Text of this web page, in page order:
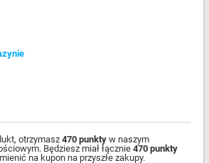
otrzymasz470 punkty w naszym
Będziesz miał łącznie 470 punkty
na kupon na przyszłe zakupy.